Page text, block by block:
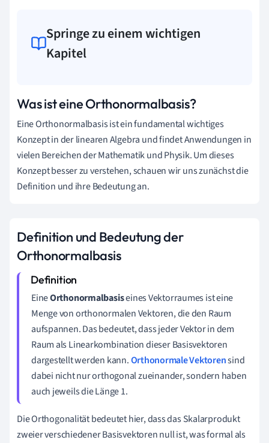
Springe zu einem wichtigen
Kapitel
Was ist eine Orthonormalbasis?
Eine Orthonormalbasis ist ein fundamental wichtiges
Konzept in der linearen Algebra und findet Anwendungen in
vielen Bereichen der Mathematik und Physik. Um dieses
Konzept besser zu verstehen, schauen wir uns zunächst die
Definition und ihre Bedeutung an.
Definition und Bedeutung der
Orthonormalbasis
EineOrthonormalbasiseines Vektorraumes ist eine
Menge von orthonormalen Vektoren, die den Raum
aufspannen. Das bedeutet, dass jeder Vektor in dem
Raum als Linearkombination dieser Basisvektoren
dargestellt werden kann.Orthonormale Vektorensind
dabei nicht nur orthogonal zueinander, sondern haben
auch jeweils die Länge 1.
Die Orthogonalität bedeutet hier, dass das Skalarprodukt
zweier verschiedener Basisvektoren null ist, was formal als